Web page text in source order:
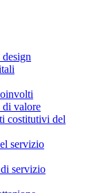
di valore
costitutivi del
servizio
servizio